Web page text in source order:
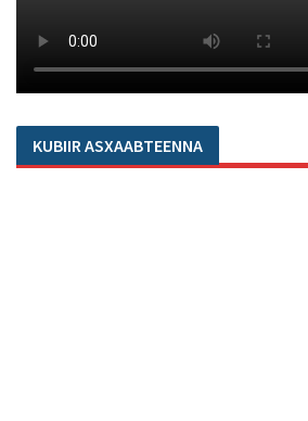
KUBIIR ASXAABTEENNA